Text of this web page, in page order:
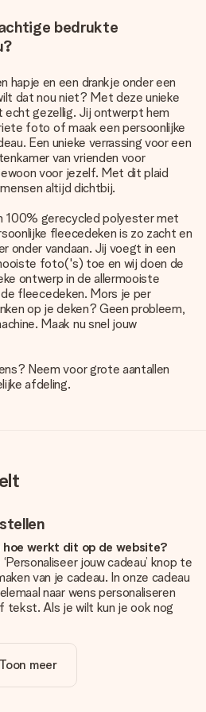
bedrukte
hapje en een drankje onder een
dat nou niet? Met deze unieke
gezellig. Jij ontwerpt hem
foto of maak een persoonlijke
Een unieke verrassing voor een
van vrienden voor
voor jezelf. Met dit plaid
altijd dichtbij.
100% gerecycled polyester met
fleecedeken is zo zacht en
onder vandaan. Jij voegt in een
foto('s) toe en wij doen de
ontwerp in de allermooiste
fleecedeken. Mors je per
op je deken? Geen probleem,
Maak nu snel jouw
Neem voor grote aantallen
afdeling.
hoe werkt dit op de website?
jouw cadeau’ knop te
van je cadeau. In onze cadeau
naar wens personaliseren
Als je wilt kun je ook nog
inbegrepen?
getoond is inclusief de
Toon meer